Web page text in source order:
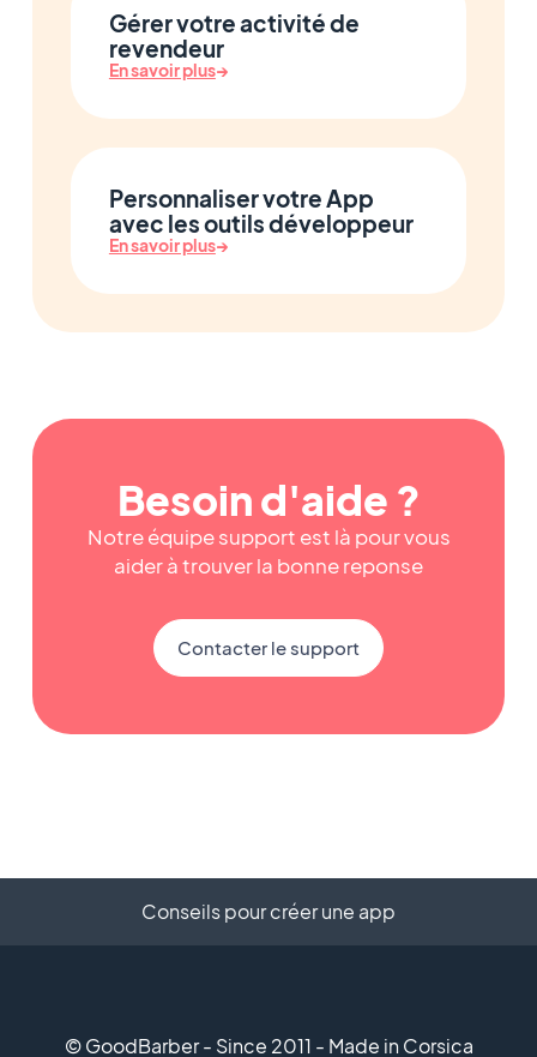
Gérer votre activité de
revendeur
En savoir plus→
Personnaliser votre App
avec les outils développeur
En savoir plus→
Besoin d'aide ?
Notre équipe support est là pour vous
aider à trouver la bonne reponse
Contacter le support
Conseils pour créer une app
© GoodBarber - Since 2011 - Made in Corsica